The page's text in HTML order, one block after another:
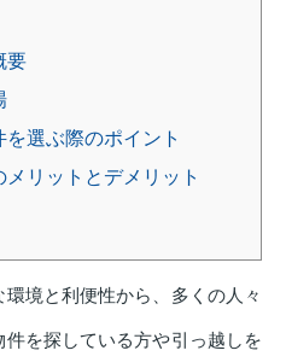
要
を選ぶ際のポイント
メリットとデメリット
境と利便性から、多くの人々
を探している方や引っ越しを